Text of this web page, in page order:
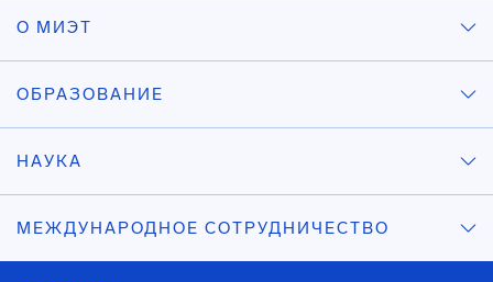
О МИЭТ
ОБРАЗОВАНИЕ
НАУКА
МЕЖДУНАРОДНОЕ СОТРУДНИЧЕСТВО